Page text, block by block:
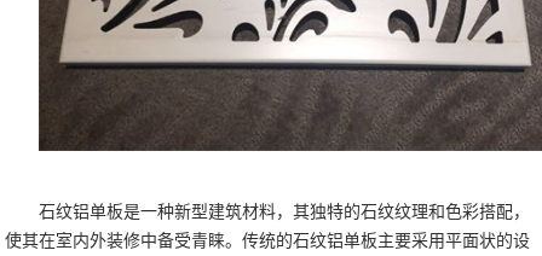
石纹铝单板是一种新型建筑材料，其独特的石纹纹理和色彩搭配，
使其在室内外装修中备受青睐。传统的石纹铝单板主要采用平面状的设